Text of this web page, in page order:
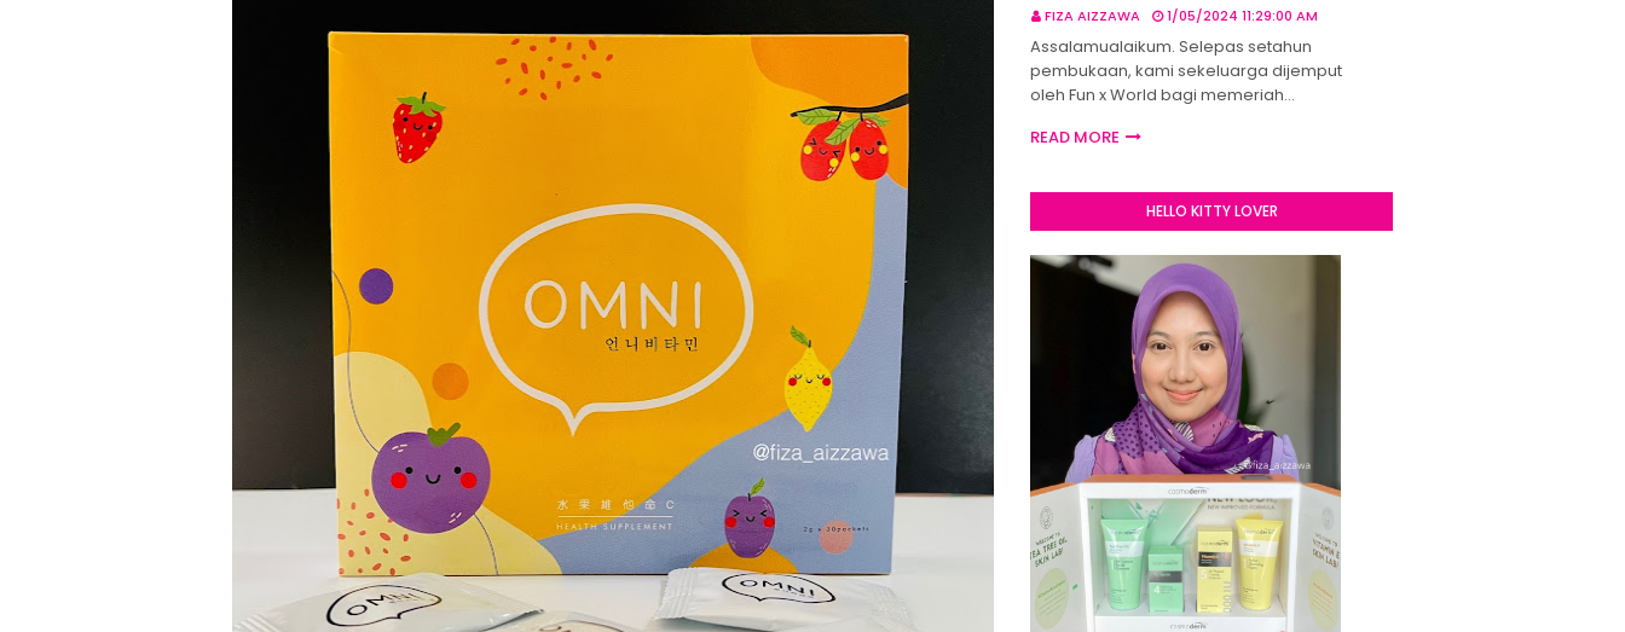
FIZA AIZZAWA 1/05/2024 11:29:00 AM
Assalamualaikum. Selepas setahun
pembukaan, kami sekeluarga dijemput
oleh Fun x World bagi memeriah…
READ MORE
HELLO KITTY LOVER